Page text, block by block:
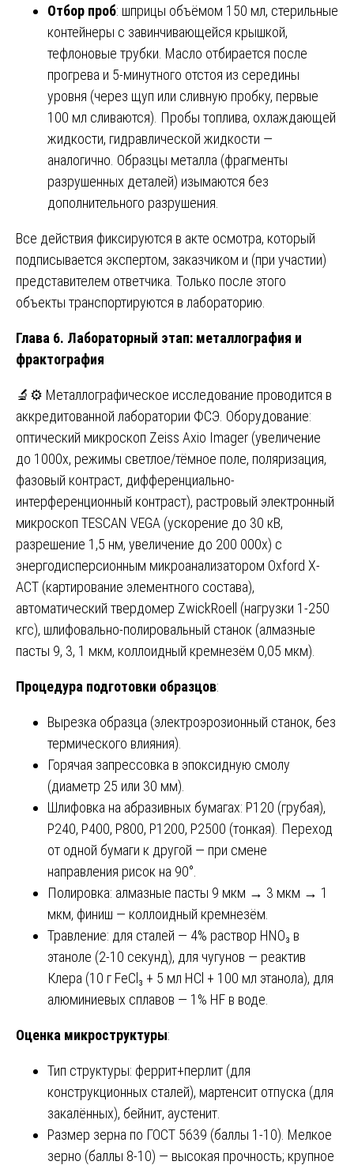
Отбор проб: шприцы объёмом 150 мл, стерильные
контейнеры с завинчивающейся крышкой,
тефлоновые трубки. Масло отбирается после
прогрева и 5-минутного отстоя из середины
уровня (через щуп или сливную пробку, первые
100 мл сливаются). Пробы топлива, охлаждающей
жидкости, гидравлической жидкости —
аналогично. Образцы металла (фрагменты
разрушенных деталей) изымаются без
дополнительного разрушения.
Все действия фиксируются в акте осмотра, который
подписывается экспертом, заказчиком и (при участии)
представителем ответчика. Только после этого
объекты транспортируются в лабораторию.
Глава 6. Лабораторный этап: металлография и
фрактография
🔬⚙️ Металлографическое исследование проводится в
аккредитованной лаборатории ФСЭ. Оборудование:
оптический микроскоп Zeiss Axio Imager (увеличение
до 1000x, режимы светлое/тёмное поле, поляризация,
фазовый контраст, дифференциально-
интерференционный контраст), растровый электронный
микроскоп TESCAN VEGA (ускорение до 30 кВ,
разрешение 1,5 нм, увеличение до 200 000x) с
энергодисперсионным микроанализатором Oxford X-
ACT (картирование элементного состава),
автоматический твердомер ZwickRoell (нагрузки 1-250
кгс), шлифовально-полировальный станок (алмазные
пасты 9, 3, 1 мкм, коллоидный кремнезём 0,05 мкм).
Процедура подготовки образцов:
Вырезка образца (электроэрозионный станок, без
термического влияния).
Горячая запрессовка в эпоксидную смолу
(диаметр 25 или 30 мм).
Шлифовка на абразивных бумагах: P120 (грубая),
P240, P400, P800, P1200, P2500 (тонкая). Переход
от одной бумаги к другой — при смене
направления рисок на 90°.
Полировка: алмазные пасты 9 мкм → 3 мкм → 1
мкм, финиш — коллоидный кремнезём.
Травление: для сталей — 4% раствор HNO₃ в
этаноле (2-10 секунд), для чугунов — реактив
Клера (10 г FeCl₃ + 5 мл HCl + 100 мл этанола), для
алюминиевых сплавов — 1% HF в воде.
Оценка микроструктуры:
Тип структуры: феррит+перлит (для
конструкционных сталей), мартенсит отпуска (для
закалённых), бейнит, аустенит.
Размер зерна по ГОСТ 5639 (баллы 1-10). Мелкое
зерно (баллы 8-10) — высокая прочность; крупное